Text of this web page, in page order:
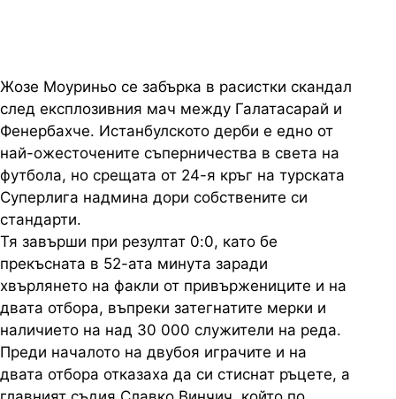
Жозе Моуриньо се забърка в расистки скандал
след експлозивния мач между Галатасарай и
Фенербахче. Истанбулското дерби е едно от
най-ожесточените съперничества в света на
футбола, но срещата от 24-я кръг на турската
Суперлига надмина дори собствените си
стандарти.
Тя завърши при резултат 0:0, като бе
прекъсната в 52-ата минута заради
хвърлянето на факли от привържениците и на
двата отбора, въпреки затегнатите мерки и
наличието на над 30 000 служители на реда.
Преди началото на двубоя играчите и на
двата отбора отказаха да си стиснат ръцете, а